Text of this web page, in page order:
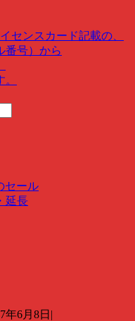
センスカード記載の、
番号）から
セール
延長
年6月8日 |